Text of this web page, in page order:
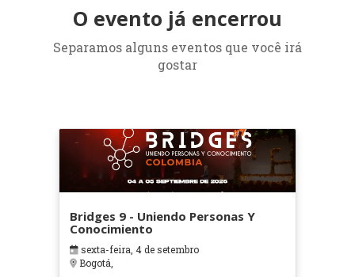
O evento já encerrou
Separamos alguns eventos que você irá
gostar
Bridges 9 - Uniendo Personas Y
Conocimiento
sexta-feira, 4 de setembro
Bogotá,